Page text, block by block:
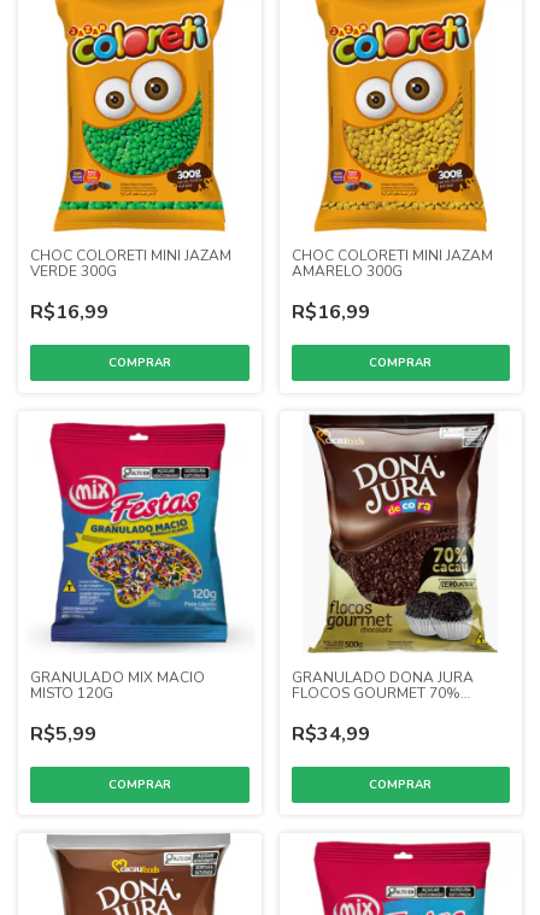
CHOC COLORETI MINI JAZAM
VERDE 300G
R$16,99
CHOC COLORETI MINI JAZAM
AMARELO 300G
R$16,99
GRANULADO MIX MACIO
MISTO 120G
R$5,99
GRANULADO DONA JURA
FLOCOS GOURMET 70%
R$34,99